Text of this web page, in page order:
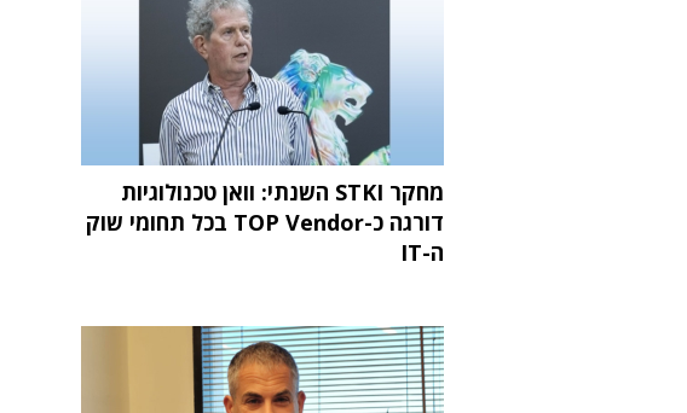
מחקר STKI השנתי: וואן טכנולוגיות
דורגה כ-TOP Vendor בכל תחומי שוק
ה-IT